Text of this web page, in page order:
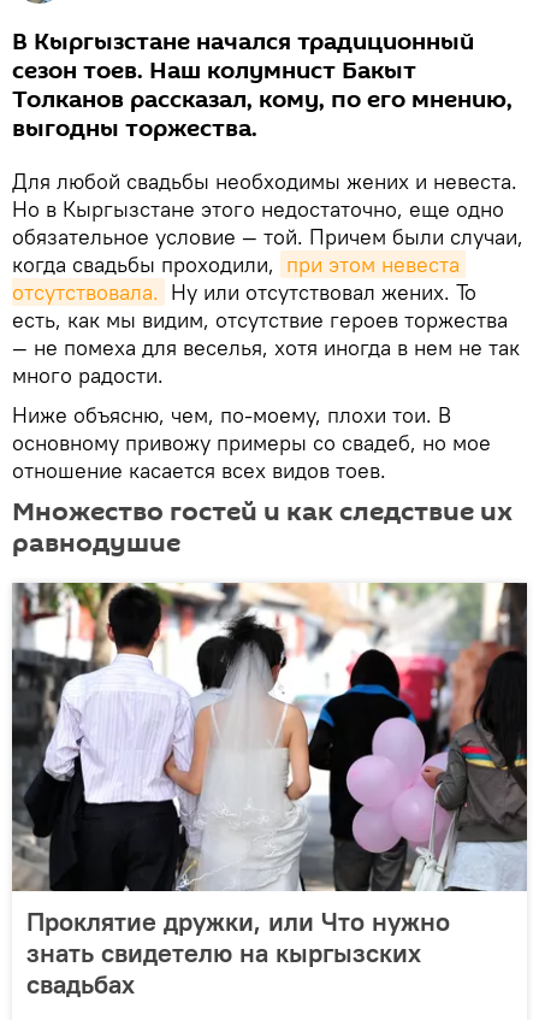
В Кыргызстане начался традиционный
сезон тоев. Наш колумнист Бакыт
Толканов рассказал, кому, по его мнению,
выгодны торжества.
Для любой свадьбы необходимы жених и невеста.
Но в Кыргызстане этого недостаточно, еще одно
обязательное условие — той. Причем были случаи,
когда свадьбы проходили, при этом невеста
отсутствовала. Ну или отсутствовал жених. То
есть, как мы видим, отсутствие героев торжества
— не помеха для веселья, хотя иногда в нем не так
много радости.
Ниже объясню, чем, по-моему, плохи тои. В
основному привожу примеры со свадеб, но мое
отношение касается всех видов тоев.
Множество гостей и как следствие их
равнодушие
Проклятие дружки, или Что нужно
знать свидетелю на кыргызских
свадьбах